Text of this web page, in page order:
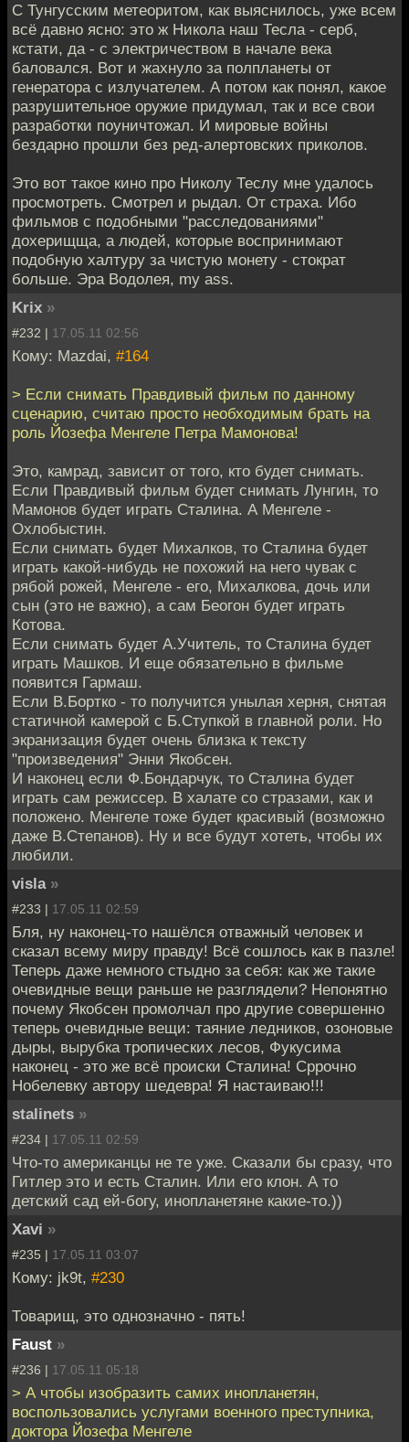
С Тунгусским метеоритом, как выяснилось, уже всем
всё давно ясно: это ж Никола наш Тесла - серб,
кстати, да - с электричеством в начале века
баловался. Вот и жахнуло за полпланеты от
генератора с излучателем. А потом как понял, какое
разрушительное оружие придумал, так и все свои
разработки поуничтожал. И мировые войны
бездарно прошли без ред-алертовских приколов.
Это вот такое кино про Николу Теслу мне удалось
просмотреть. Смотрел и рыдал. От страха. Ибо
фильмов с подобными "расследованиями"
дохерищща, а людей, которые воспринимают
подобную халтуру за чистую монету - стократ
больше. Эра Водолея, my ass.
Krix »
#232 | 17.05.11 02:56
Кому: Mazdai, #164
> Если снимать Правдивый фильм по данному
сценарию, считаю просто необходимым брать на
роль Йозефа Менгеле Петра Мамонова!
Это, камрад, зависит от того, кто будет снимать.
Если Правдивый фильм будет снимать Лунгин, то
Мамонов будет играть Сталина. А Менгеле -
Охлобыстин.
Если снимать будет Михалков, то Сталина будет
играть какой-нибудь не похожий на него чувак с
рябой рожей, Менгеле - его, Михалкова, дочь или
сын (это не важно), а сам Беогон будет играть
Котова.
Если снимать будет А.Учитель, то Сталина будет
играть Машков. И еще обязательно в фильме
появится Гармаш.
Если В.Бортко - то получится унылая херня, снятая
статичной камерой с Б.Ступкой в главной роли. Но
экранизация будет очень близка к тексту
"произведения" Энни Якобсен.
И наконец если Ф.Бондарчук, то Сталина будет
играть сам режиссер. В халате со стразами, как и
положено. Менгеле тоже будет красивый (возможно
даже В.Степанов). Ну и все будут хотеть, чтобы их
любили.
visla »
#233 | 17.05.11 02:59
Бля, ну наконец-то нашёлся отважный человек и
сказал всему миру правду! Всё сошлось как в пазле!
Теперь даже немного стыдно за себя: как же такие
очевидные вещи раньше не разглядели? Непонятно
почему Якобсен промолчал про другие совершенно
теперь очевидные вещи: таяние ледников, озоновые
дыры, вырубка тропических лесов, Фукусима
наконец - это же всё происки Сталина! Сррочно
Нобелевку автору шедевра! Я настаиваю!!!
stalinets »
#234 | 17.05.11 02:59
Что-то американцы не те уже. Сказали бы сразу, что
Гитлер это и есть Сталин. Или его клон. А то
детский сад ей-богу, инопланетяне какие-то.))
Xavi »
#235 | 17.05.11 03:07
Кому: jk9t, #230
Товарищ, это однозначно - пять!
Faust »
#236 | 17.05.11 05:18
> А чтобы изобразить самих инопланетян,
воспользовались услугами военного преступника,
доктора Йозефа Менгеле